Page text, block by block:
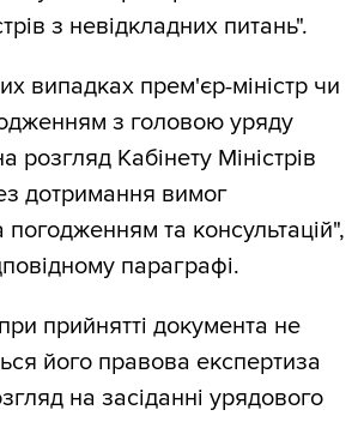
з невідкладних питань".
випадках прем'єр-міністр чи
з головою уряду
розгляд Кабінету Міністрів
дотримання вимог
та консультацій",
параграфі.
прийнятті документа не
його правова експертиза
на засіданні урядового